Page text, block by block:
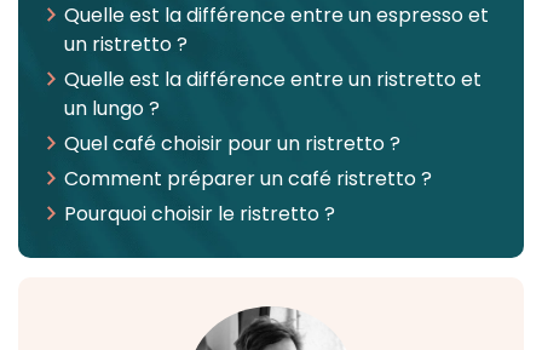
Quelle est la différence entre un espresso et
un ristretto ?
Quelle est la différence entre un ristretto et
un lungo ?
Quel café choisir pour un ristretto ?
Comment préparer un café ristretto ?
Pourquoi choisir le ristretto ?